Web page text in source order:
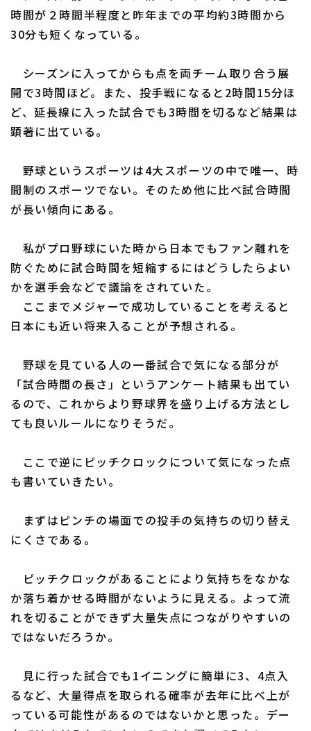
時間が２時間半程度と昨年までの平均約3時間から
30分も短くなっている。
シーズンに入ってからも点を両チーム取り合う展
開で3時間ほど。また、投手戦になると2時間15分ほ
ど、延長線に入った試合でも3時間を切るなど結果は
顕著に出ている。
野球というスポーツは4大スポーツの中で唯一、時
間制のスポーツでない。そのため他に比べ試合時間
が長い傾向にある。
私がプロ野球にいた時から日本でもファン離れを
防ぐために試合時間を短縮するにはどうしたらよい
かを選手会などで議論をされていた。
ここまでメジャーで成功していることを考えると
日本にも近い将来入ることが予想される。
野球を見ている人の一番試合で気になる部分が
「試合時間の長さ」というアンケート結果も出てい
るので、これからより野球界を盛り上げる方法とし
ても良いルールになりそうだ。
ここで逆にピッチクロックについて気になった点
も書いていきたい。
まずはピンチの場面での投手の気持ちの切り替え
にくさである。
ピッチクロックがあることにより気持ちをなかな
か落ち着かせる時間がないように見える。よって流
れを切ることができず大量失点につながりやすいの
ではないだろうか。
見に行った試合でも1イニングに簡単に3、4点入
るなど、大量得点を取られる確率が去年に比べ上が
っている可能性があるのではないかと思った。デー